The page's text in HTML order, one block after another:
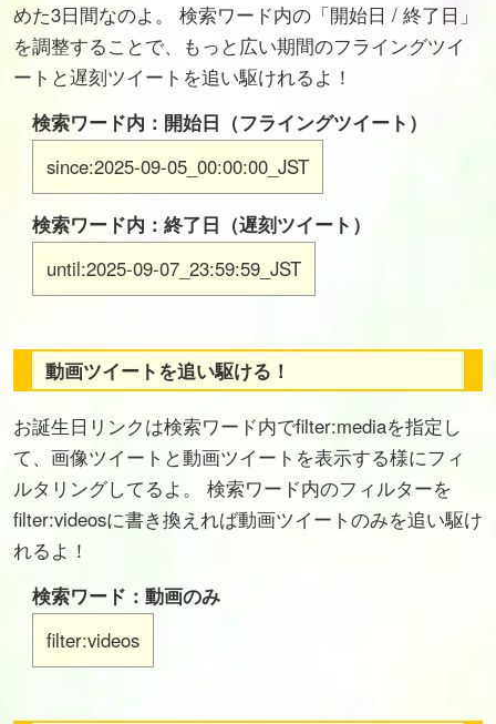
めた3日間なのよ。 検索ワード内の「開始日 / 終了日」
を調整することで、もっと広い期間のフライングツイ
ートと遅刻ツイートを追い駆けれるよ！
検索ワード内：開始日（フライングツイート）
since:2025-09-05_00:00:00_JST
検索ワード内：終了日（遅刻ツイート）
until:2025-09-07_23:59:59_JST
動画ツイートを追い駆ける！
お誕生日リンクは検索ワード内でfilter:mediaを指定し
て、画像ツイートと動画ツイートを表示する様にフィ
ルタリングしてるよ。 検索ワード内のフィルターを
filter:videosに書き換えれば動画ツイートのみを追い駆け
れるよ！
検索ワード：動画のみ
filter:videos